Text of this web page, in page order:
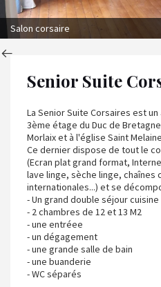
Salon corsaire
Senior Suite
La Senior Suite Corsaires est
3ème étage du Duc de
Morlaix et à l'église Saint
Ce dernier dispose de tout le
(Ecran plat grand format,
lave linge, sèche linge, chaînes
internationales...) et se
- Un grand double séjour
- 2 chambres de 12 et 13 M2
- une entréee
- un dégagement
- une grande salle de bain
- une buanderie
- WC séparés